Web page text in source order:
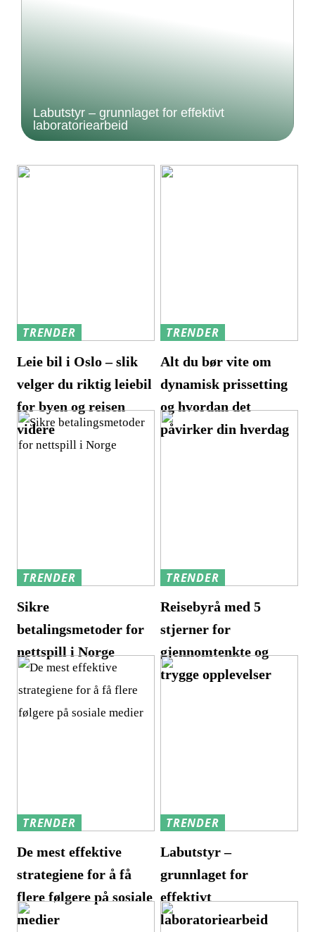
Labutstyr – grunnlaget for effektivt
laboratoriearbeid
TRENDER
Leie bil i Oslo – slik
velger du riktig leiebil
for byen og reisen
videre
TRENDER
Alt du bør vite om
dynamisk prissetting
og hvordan det
påvirker din hverdag
TRENDER
Sikre
betalingsmetoder for
nettspill i Norge
TRENDER
Reisebyrå med 5
stjerner for
gjennomtenkte og
trygge opplevelser
TRENDER
De mest effektive
strategiene for å få
flere følgere på sosiale
medier
TRENDER
Labutstyr –
grunnlaget for
effektivt
laboratoriearbeid